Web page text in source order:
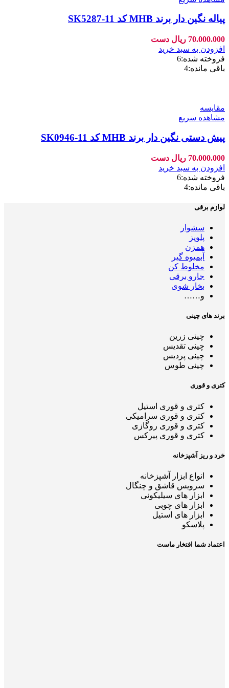
پیاله نگین دار برند MHB کد SK5287-11
70.000.000 ریال دست
افزودن به سبد خرید
فروخته شده:6
باقی مانده:4
مقایسه
مشاهده سریع
پیش دستی نگین دار برند MHB کد SK0946-11
70.000.000 ریال دست
افزودن به سبد خرید
فروخته شده:6
باقی مانده:4
لوازم برقی
سشوار
پلوپز
همزن
آبمیوه گیر
مخلوط کن
جارو برقی
بخار شوی
و……
برند های چینی
چینی زرین
چینی تقدیس
چینی پردیس
چینی طوس
کتری و قوری
کتری و قوری استیل
کتری و قوری سرامیکی
کتری و قوری روگازی
کتری و قوری پیرکس
خرد و ریز آشپزخانه
انواع ابزار آشپزخانه
سرویس قاشق و چنگال
ابزار های سیلیکونی
ابزار های چوبی
ابزار های استیل
پلاسکو
اعتماد شما افتخار ماست